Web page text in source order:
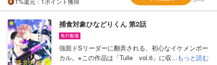
捕食対象ひなどりくん 第2話
強面ドSリーダーに翻弄される、初心なイケメンボー
カル。※この作品は「Tulle vol.6」に収...もっと読む